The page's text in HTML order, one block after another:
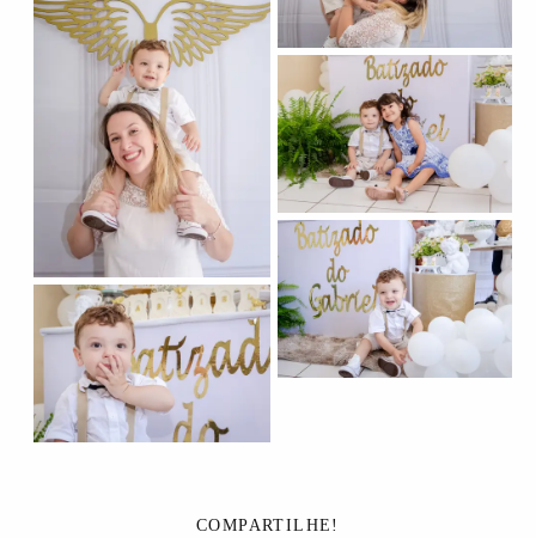
COMPARTILHE!